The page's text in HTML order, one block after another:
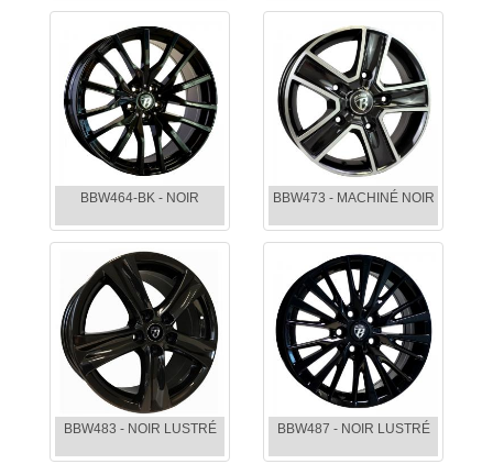
BBW464-BK - NOIR BBW473 - MACHINÉ NOIR
BBW483 - NOIR LUSTRÉ BBW487 - NOIR LUSTRÉ